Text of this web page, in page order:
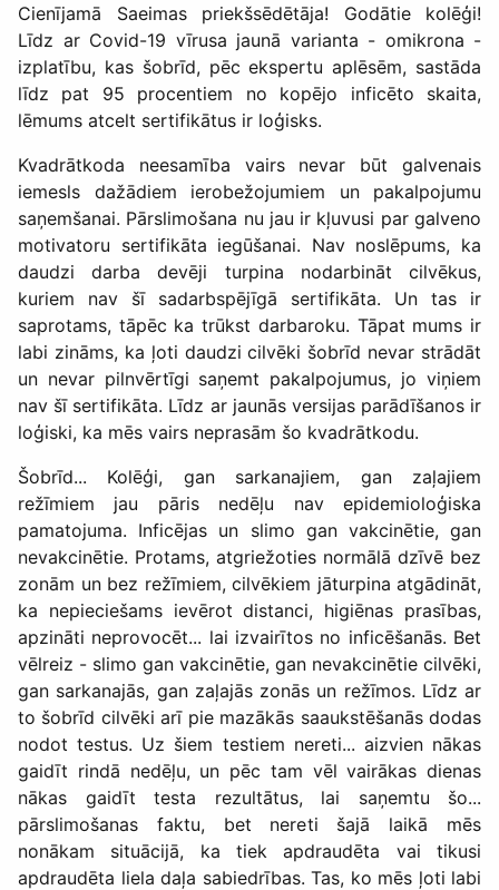
Cienījamā Saeimas priekšsēdētāja! Godātie kolēģi!
Līdz ar Covid-19 vīrusa jaunā varianta - omikrona -
izplatību, kas šobrīd, pēc ekspertu aplēsēm, sastāda
līdz pat 95 procentiem no kopējo inficēto skaita,
lēmums atcelt sertifikātus ir loģisks.
Kvadrātkoda neesamība vairs nevar būt galvenais
iemesls dažādiem ierobežojumiem un pakalpojumu
saņemšanai. Pārslimošana nu jau ir kļuvusi par galveno
motivatoru sertifikāta iegūšanai. Nav noslēpums, ka
daudzi darba devēji turpina nodarbināt cilvēkus,
kuriem nav šī sadarbspējīgā sertifikāta. Un tas ir
saprotams, tāpēc ka trūkst darbaroku. Tāpat mums ir
labi zināms, ka ļoti daudzi cilvēki šobrīd nevar strādāt
un nevar pilnvērtīgi saņemt pakalpojumus, jo viņiem
nav šī sertifikāta. Līdz ar jaunās versijas parādīšanos ir
loģiski, ka mēs vairs neprasām šo kvadrātkodu.
Šobrīd... Kolēģi, gan sarkanajiem, gan zaļajiem
režīmiem jau pāris nedēļu nav epidemioloģiska
pamatojuma. Inficējas un slimo gan vakcinētie, gan
nevakcinētie. Protams, atgriežoties normālā dzīvē bez
zonām un bez režīmiem, cilvēkiem jāturpina atgādināt,
ka nepieciešams ievērot distanci, higiēnas prasības,
apzināti neprovocēt... lai izvairītos no inficēšanās. Bet
vēlreiz - slimo gan vakcinētie, gan nevakcinētie cilvēki,
gan sarkanajās, gan zaļajās zonās un režīmos. Līdz ar
to šobrīd cilvēki arī pie mazākās saaukstēšanās dodas
nodot testus. Uz šiem testiem nereti... aizvien nākas
gaidīt rindā nedēļu, un pēc tam vēl vairākas dienas
nākas gaidīt testa rezultātus, lai saņemtu šo...
pārslimošanas faktu, bet nereti šajā laikā mēs
nonākam situācijā, ka tiek apdraudēta vai tikusi
apdraudēta liela daļa sabiedrības. Tas, ko mēs ļoti labi